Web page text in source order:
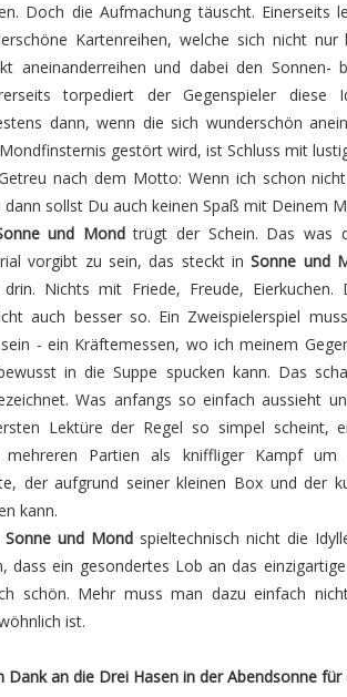
Doch die Aufmachung täuscht. Einerseits
Kartenreihen, welche sich nicht
aneinanderreihen und dabei den Sonnen-
torpediert der Gegenspieler diese
dann, wenn die sich wunderschön
gestört wird, ist Schluss mit
nach dem Motto: Wenn ich schon
dann sollst Du auch keinen Spaß mit Deinem
und Mondtrügt der Schein. Das was
vorgibt zu sein, das steckt inSonne und
Nichts mit Friede, Freude, Eierkuchen.
auch besser so. Ein Zweispielerspiel
- ein Kräftemessen, wo ich meinem
in die Suppe spucken kann. Das
Was anfangs so einfach aussieht
Lektüre der Regel so simpel scheint,
mehreren Partien als kniffliger Kampf um
der aufgrund seiner kleinen Box und der
kann.
Sonne und Mondspieltechnisch nicht die
dass ein gesondertes Lob an das
schön. Mehr muss man dazu einfach
ist.
Dank an die Drei Hasen in der Abendsonne